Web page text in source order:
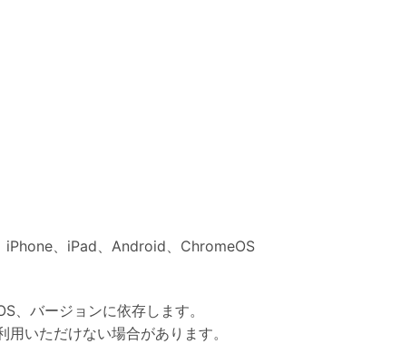
iPhone、iPad、Android、ChromeOS
、バージョンに依存します。
いただけない場合があります。